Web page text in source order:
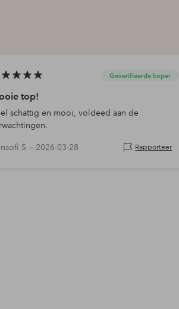
Geverifieerde koper
top!
schattig en mooi, voldeed aan de
S — 2026-03-28 Rapporteer